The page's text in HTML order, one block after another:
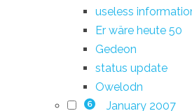
useless
Er wäre heute 50
Gedeon
status update
Owelodn
6 January 2007